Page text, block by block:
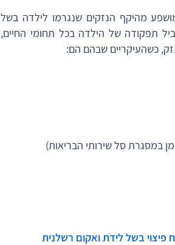
מהיקף הנזקים שנגרמו לילדה בשל
תפקודה של הילדה בכל תחומי החיים,
כשהעיקריים שבהם הם:
במסגרת סל שירותי הבריאות)